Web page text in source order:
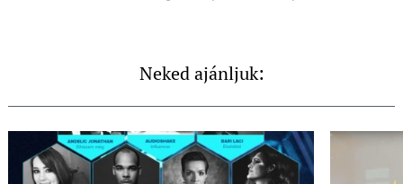
Neked ajánljuk: